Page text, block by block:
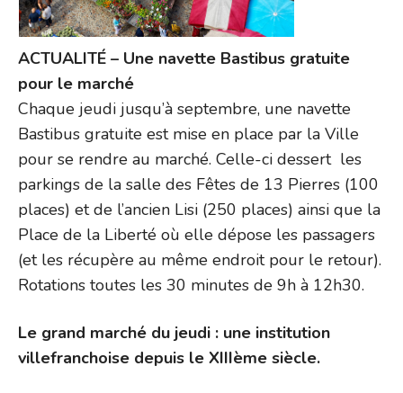
ACTUALITÉ – Une navette Bastibus gratuite
pour le marché
Chaque jeudi jusqu’à septembre, une navette
Bastibus gratuite est mise en place par la Ville
pour se rendre au marché. Celle-ci dessert les
parkings de la salle des Fêtes de 13 Pierres (100
places) et de l’ancien Lisi (250 places) ainsi que la
Place de la Liberté où elle dépose les passagers
(et les récupère au même endroit pour le retour).
Rotations toutes les 30 minutes de 9h à 12h30.
Le grand marché du jeudi : une institution
villefranchoise depuis le XIIIème siècle.